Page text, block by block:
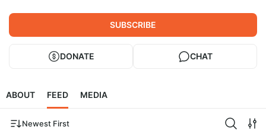
SUBSCRIBE
DONATE CHAT
ABOUT FEED MEDIA
Newest First